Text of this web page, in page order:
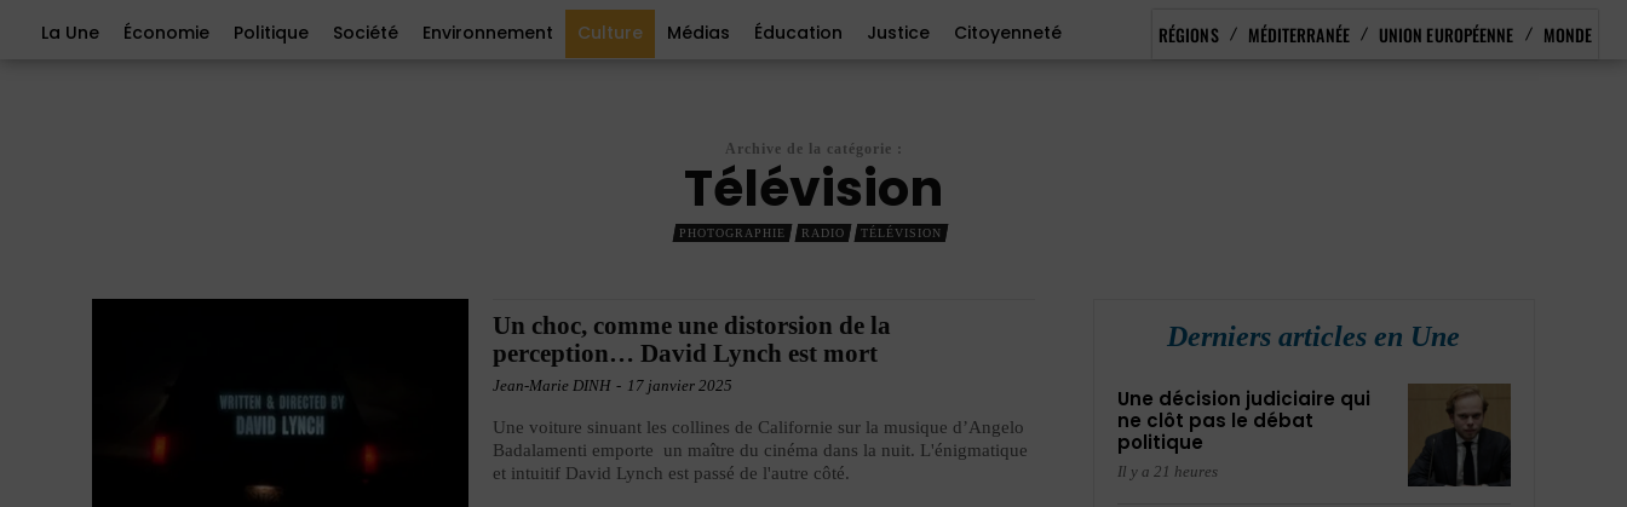
La Une Économie Politique Société Environnement Culture Médias Éducation Justice Citoyenneté RÉGIONS MÉDITERRANÉE UNION EUROPÉENNE MONDE
Archive de la catégorie :
Télévision
PHOTOGRAPHIE RADIO TÉLÉVISION
Un choc, comme une distorsion de la
perception… David Lynch est mort
Jean-Marie DINH - 17 janvier 2025
Une voiture sinuant les collines de Californie sur la musique d’Angelo
Badalamenti emporte un maître du cinéma dans la nuit. L'énigmatique
et intuitif David Lynch est passé de l'autre côté.
Derniers articles en Une
Une décision judiciaire qui
ne clôt pas le débat
politique
Il y a 21 heures